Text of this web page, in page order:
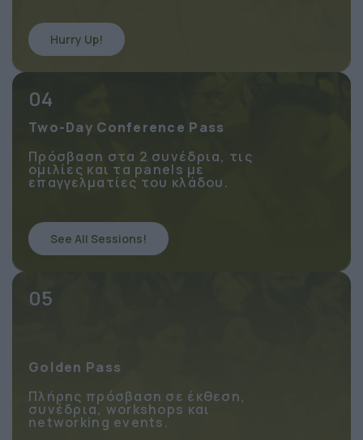
Hurry Up!
04
Two-Day Conference Pass
Πρόσβαση στα 2 συνέδρια, τις
ομιλίες και τα panels με
See All Sessions!
Golden Pass
Πλήρης πρόσβαση σε έκθεση,
συνέδρια, workshops και